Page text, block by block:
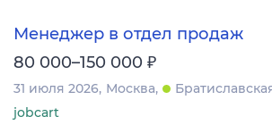
Менеджер в отдел продаж
80 000–150 000 ₽
31 июля 2026 Москва
jobcart